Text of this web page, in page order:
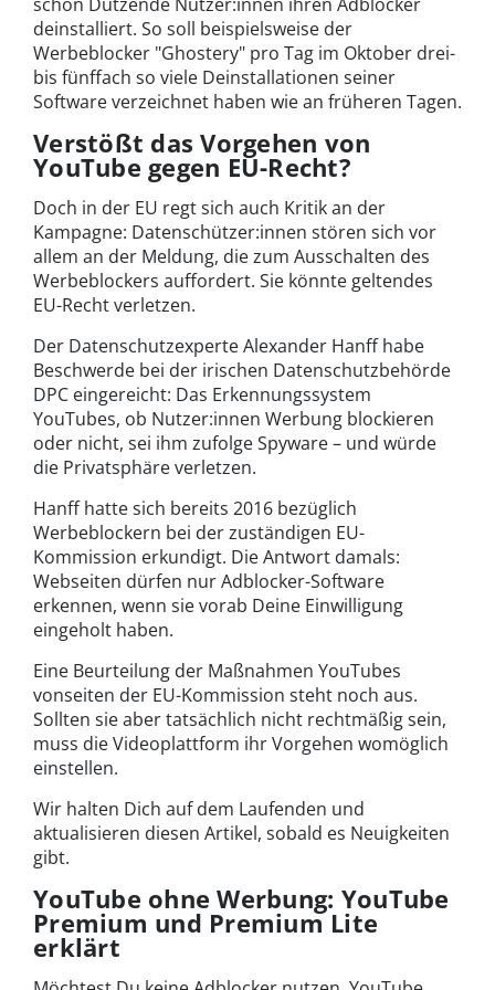
deinstalliert. So soll beispielsweise der
Werbeblocker "Ghostery" pro Tag im Oktober drei-
bis fünffach so viele Deinstallationen seiner
Software verzeichnet haben wie an früheren Tagen.
Verstößt das Vorgehen von
YouTube gegen EU-Recht?
Doch in der EU regt sich auch Kritik an der
Kampagne: Datenschützer:innen stören sich vor
allem an der Meldung, die zum Ausschalten des
Werbeblockers auffordert. Sie könnte geltendes
EU-Recht verletzen.
Der Datenschutzexperte Alexander Hanff habe
Beschwerde bei der irischen Datenschutzbehörde
DPC eingereicht: Das Erkennungssystem
YouTubes, ob Nutzer:innen Werbung blockieren
oder nicht, sei ihm zufolge Spyware – und würde
die Privatsphäre verletzen.
Hanff hatte sich bereits 2016 bezüglich
Werbeblockern bei der zuständigen EU-
Kommission erkundigt. Die Antwort damals:
Webseiten dürfen nur Adblocker-Software
erkennen, wenn sie vorab Deine Einwilligung
eingeholt haben.
Eine Beurteilung der Maßnahmen YouTubes
vonseiten der EU-Kommission steht noch aus.
Sollten sie aber tatsächlich nicht rechtmäßig sein,
muss die Videoplattform ihr Vorgehen womöglich
einstellen.
Wir halten Dich auf dem Laufenden und
aktualisieren diesen Artikel, sobald es Neuigkeiten
gibt.
YouTube ohne Werbung: YouTube
Premium und Premium Lite
erklärt